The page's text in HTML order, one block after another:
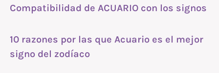
Compatibilidad de ACUARIO con los signos
10 razones por las que Acuario es el mejor
signo del zodíaco